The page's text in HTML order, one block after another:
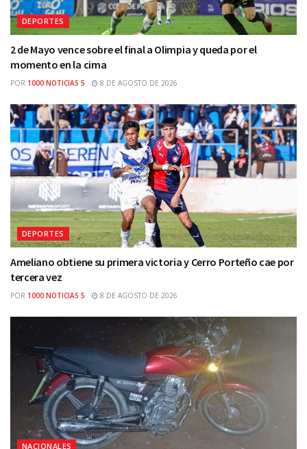
DEPORTES
2 de Mayo vence sobre el final a Olimpia y queda por el
momento en la cima
POR 1000 NOTICIAS 5 8 DE AGOSTO DE 2026
DEPORTES
Ameliano obtiene su primera victoria y Cerro Porteño cae por
tercera vez
POR 1000 NOTICIAS 5 8 DE AGOSTO DE 2026
NACIONALES